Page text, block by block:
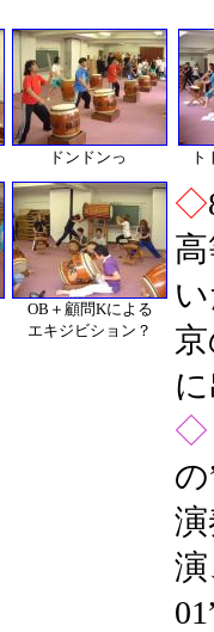
ドンドンっ ト
OB＋顧問Kによる
エキジビション？
◇
◇